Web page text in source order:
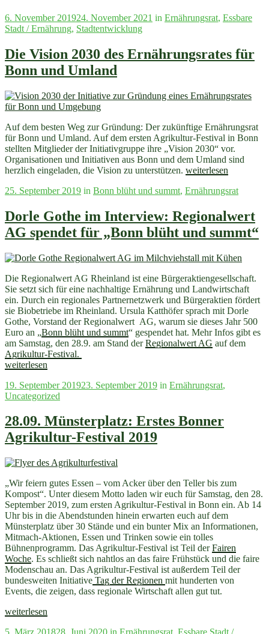
Veröffentlicht
am
6. November 201924. November 2021 in Ernährungsrat, Essbare
Stadt / Ernährung, Stadtentwicklung
Die Vision 2030 des Ernährungsrates für
Bonn und Umland
Auf dem besten Weg zur Gründung: Der zukünftige Ernährungsrat
für Bonn und Umland. Auf dem ersten Agrikultur-Festival in Bonn
stellten Mitglieder der Initiativgruppe ihre „Vision 2030“ vor.
Organisationen und Initiativen aus Bonn und dem Umland sind
herzlich eingeladen, die Vision zu unterstützen. „Die
2030
Ernährungsrates
für
Bonn
Umland“
weiterlesen
Veröffentlicht
25. September 2019 in Bonn blüht und summt, Ernährungsrat
Dorle Gothe im Interview: Regionalwert
AG spendet für „Bonn blüht und summt“
Die Regionalwert AG Rheinland ist eine Bürgeraktiengesellschaft.
Sie setzt sich für eine nachhaltige Ernährung und Landwirtschaft
ein. Durch ein regionales Partnernetzwerk und Bürgeraktien fördert
sie Biobetriebe im Rheinland. Ursula Katthöfer sprach mit Dorle
Gothe, Vorstand der Regionalwert AG, warum sie dieses Jahr 500
Euro an „Bonn blüht und summt“ gespendet hat. Mehr Infos gibt es
am Samstag, den 28.9. am Stand derRegionalwert AG auf dem
Agrikultur-Festival.
„Dorle
im
Interview:
AG
spendet
für
blüht
summt““
weiterlesen
Veröffentlicht
am
19. September 201923. September 2019 in Ernährungsrat,
Uncategorized
28.09. Münsterplatz: Erstes Bonner
Agrikultur-Festival 2019
„Wir feiern gutes Essen – vom Acker über den Teller bis zum
Kompost“. Unter diesem Motto laden wir euch für Samstag, den 28.
September 2019, zum ersten Agrikultur-Festival in Bonn ein. Ab 14
Uhr bis in die Abendstunden hinein erwarten euch auf dem
Münsterplatz über 30 Stände und ein bunter Mix an Informationen,
Mitmach-Aktionen, Essen und Trinken sowie ein tolles
Bühnenprogramm. Das Agrikultur-Festival ist Teil derFairen
Woche. Es schließt sich nahtlos an das faire Frühstück und die faire
Modenschau an. Das Agrikultur-Festival ist außerdem Teil der
bundesweiten Initiative Tag der Regionen mit hunderten von
Events, die zeigen, dass regionale Wirtschaft allen gut tut.
„28.09.
weiterlesen
Veröffentlicht